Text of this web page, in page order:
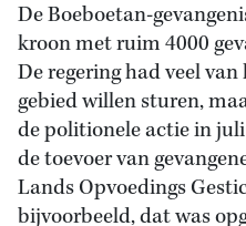
De Boeboetan-
kroon met ruim 4000
De regering had veel
gebied willen sturen,
de politionele actie in
de toevoer van
Lands Opvoedings
bijvoorbeeld, dat was